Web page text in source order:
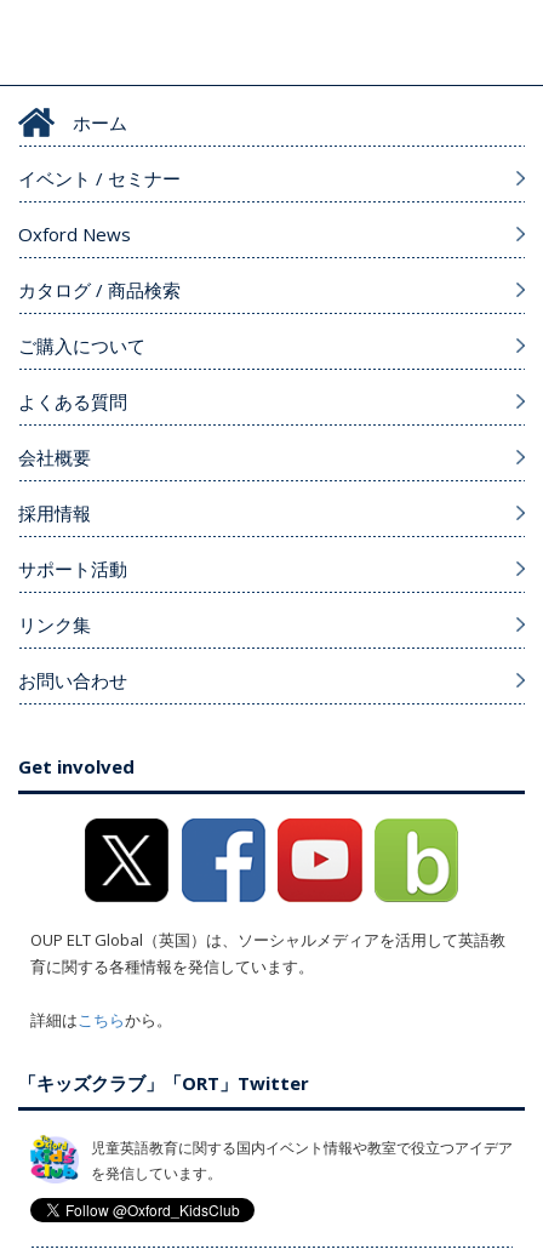
ホーム
イベント / セミナー
Oxford News
カタログ / 商品検索
ご購入について
よくある質問
会社概要
採用情報
サポート活動
リンク集
お問い合わせ
Get involved
OUP ELT Global（英国）は、ソーシャルメディアを活用して英語教
育に関する各種情報を発信しています。
詳細はこちらから。
「キッズクラブ」「ORT」Twitter
児童英語教育に関する国内イベント情報や教室で役立つアイデア
を発信しています。